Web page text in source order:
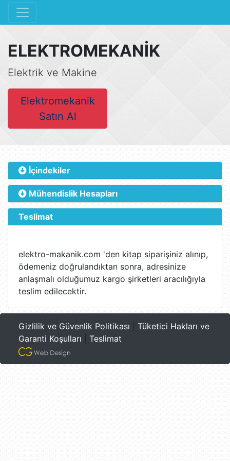
ELEKTROMEKANİK
Elektrik ve Makine
Elektromekanik
Satın Al
İçindekiler
Mühendislik Hesapları
Teslimat
elektro-makanik.com 'den kitap siparişiniz alınıp,
ödemeniz doğrulandıktan sonra, adresinize
anlaşmalı olduğumuz kargo şirketleri aracılığıyla
teslim edilecektir.
Gizlilik ve Güvenlik Politikası
Tüketici Hakları ve
Garanti Koşulları
Teslimat